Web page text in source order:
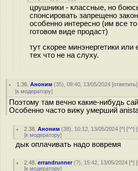
црушники - классные, но
спонсировать запрещено
особенно интересно (им все
готовом виде продаст)
тут скорее минэнергетики или
тех что не на слуху.
1.36 ,Аноним (35), 09:40, 13/05/2024 [ответить
[к модератору]
Поэтому там вечно какие-нибудь
Особенно часто вижу умерший
2.38 ,Аноним (38), 10:12, 13/05/2024 [^] [^^] [
[к модератору]
дык оплачивать надо вовремя
2.48 ,errandrunner(?), 15:42, 13/05/2024 [^] [
[к модератору]